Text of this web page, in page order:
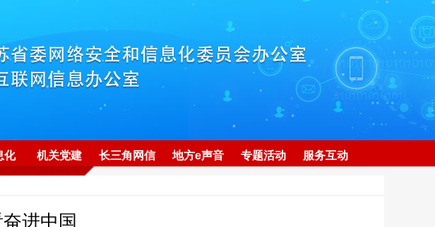
化 机关党建 长三角网信 地方e声音 专题活动 服务互动
进中国